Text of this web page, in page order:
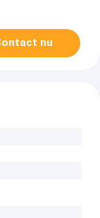
nu